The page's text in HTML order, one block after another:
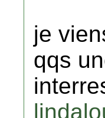
je
qqs